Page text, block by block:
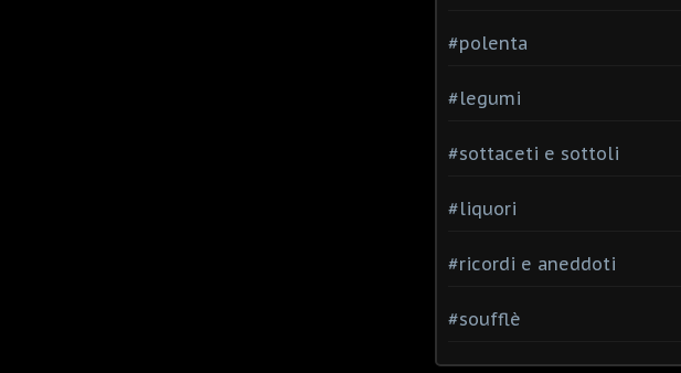
#polenta
#legumi
#sottaceti e sottoli
#liquori
#ricordi e aneddoti
#soufflè